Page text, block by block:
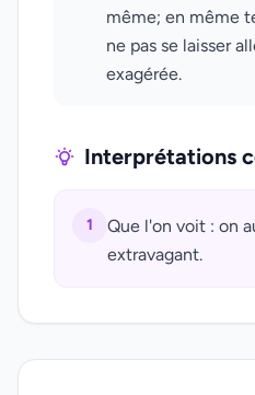
même; en même
ne pas se laisser
exagérée.
Interprétations
1
Que l'on voit : on
extravagant.